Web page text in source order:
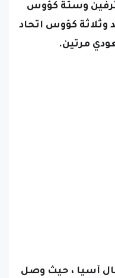
وستة كؤوس
كؤوس اتحاد
مرتين.
آسيا ، حيث وصل